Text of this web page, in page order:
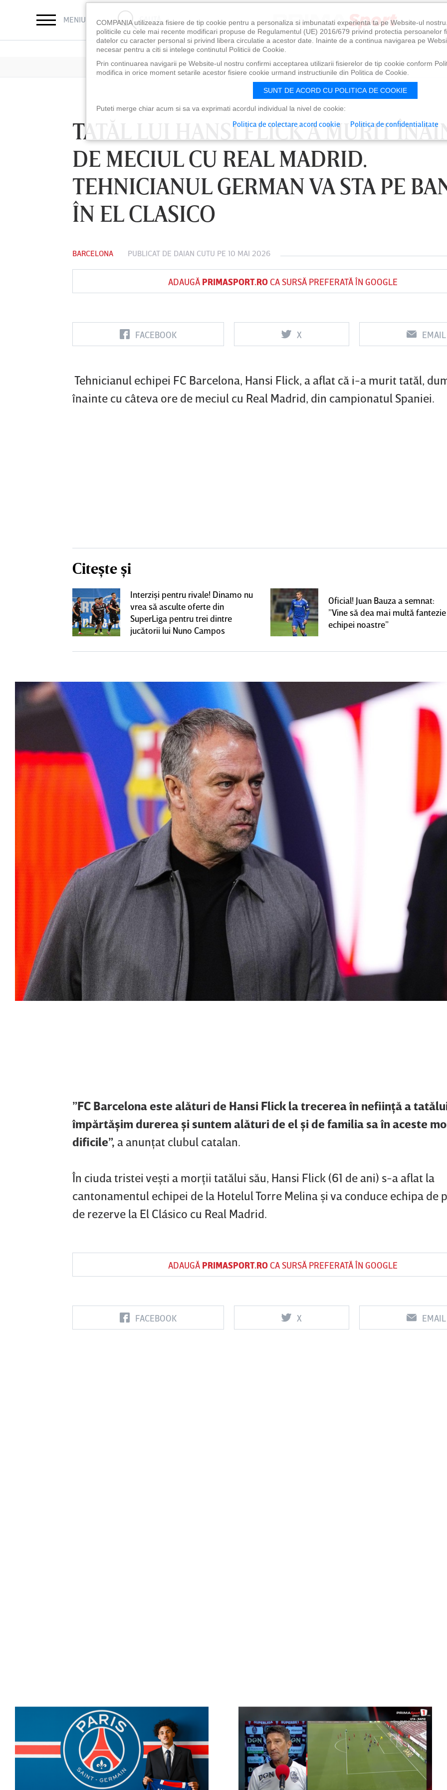
MENIU CAUTĂ
TATĂL LUI HANSI FLICK A MURIT
DE MECIUL CU REAL MADRID.
TEHNICIANUL GERMAN VA STA PE
ÎN EL CLASICO
BARCELONA PUBLICAT DE DAIAN CUTU PE 10 MAI 2026
ADAUGĂ PRIMASPORT.ROCA SURSĂ PREFERATĂ ÎN GOOGLE
FACEBOOK X EMAIL
Tehnicianul echipei FC Barcelona, Hansi Flick, a aflat că i-a murit tatăl,
înainte cu câteva ore de meciul cu Real Madrid, din campionatul Spaniei.
Citește și
Interzişi pentru rivale! Dinamo nu
vrea să asculte oferte din
SuperLiga pentru trei dintre
jucătorii lui Nuno Campos
Oficial! Juan Bauza a semnat:
”Vine să dea mai multă fantezie
echipei noastre”
”FC Barcelona este alături de Hansi Flick la trecerea în nefiinţă a
împărtăşim durerea şi suntem alături de el şi de familia sa în aceste
dificile”, a anunţat clubul catalan.
În ciuda tristei veşti a morţii tatălui său, Hansi Flick (61 de ani) s-a aflat la
cantonamentul echipei de la Hotelul Torre Melina şi va conduce echipa de
de rezerve la El Clásico cu Real Madrid.
ADAUGĂ PRIMASPORT.ROCA SURSĂ PREFERATĂ ÎN GOOGLE
FACEBOOK X EMAIL
LUNI 10 AUG, 18:30
FC Botoşani
Vs
Corvinul
LUNI 10 AUG, 21:30
Sepsi OSK Sf
Vs
FCSB UTA Arad
Vs
Rapid
COMPANIA utilizeaza fisiere de tip cookie pentru a personaliza si imbunatati experienta ta pe Website-ul
politicile cu cele mai recente modificari propuse de Regulamentul (UE) 2016/679 privind protectia persoanelor
datelor cu caracter personal si privind libera circulatie a acestor date. Inainte de a continua navigarea pe
necesar pentru a citi si intelege continutul Politicii de Cookie.
Prin continuarea navigarii pe Website-ul nostru confirmi acceptarea utilizarii fisierelor de tip cookie conform
modifica in orice moment setarile acestor fisiere cookie urmand instructiunile din Politica de Cookie.
SUNT DE ACORD CU POLITICA DE COOKIE
Puteti merge chiar acum si sa va exprimati acordul individual la nivel de cookie:
Politica de colectare acord cookie Politica de confidentialitate